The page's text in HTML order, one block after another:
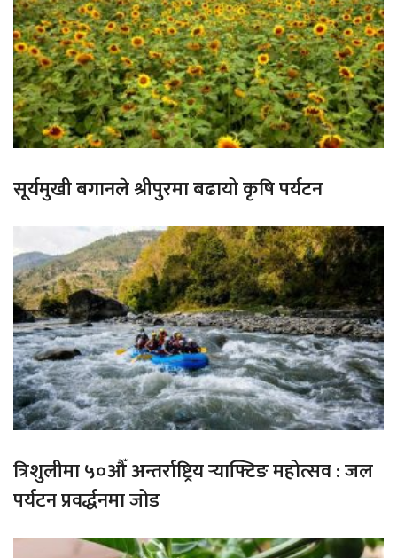
सूर्यमुखी बगानले श्रीपुरमा बढायो कृषि पर्यटन
त्रिशुलीमा ५०औँ अन्तर्राष्ट्रिय र्‍याफ्टिङ महोत्सव : जल
पर्यटन प्रवर्द्धनमा जोड